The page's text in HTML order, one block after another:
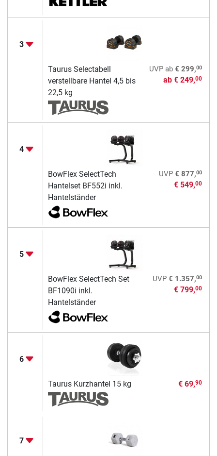
3
Taurus Selectabell
verstellbare Hantel 4,5 bis
22,5 kg
UVPab € 299,00
ab € 249,00
4
BowFlex SelectTech
Hantelset BF552i inkl.
Hantelständer
UVP € 877,00
€ 549,00
5
BowFlex SelectTech Set
BF1090i inkl.
Hantelständer
UVP € 1.357,00
€ 799,00
6
Taurus Kurzhantel 15 kg € 69,90
7